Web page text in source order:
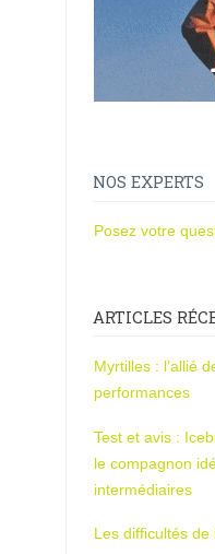
NOS EXPERTS
Posez votre
ARTICLES
Myrtilles : l’allié
performances
Test et avis :
le compagnon
intermédiaires
Les difficultés